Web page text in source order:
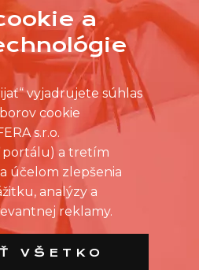
Z PRACOVNÝCH PONÚK?
PRIAMO S VAŠIMI
MOŽNOSŤAMI
a
vyjadrujete súhlas
cookie
s.r.o.
portálu) a tretím
účelom zlepšenia
analýzy a
reklamy.
VŠETKO